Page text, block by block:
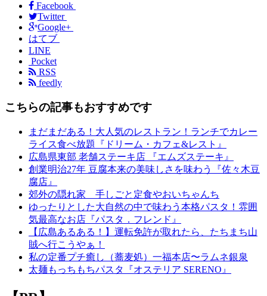
Facebook
Twitter
Google+
はてブ
LINE
Pocket
RSS
feedly
こちらの記事もおすすめです
まだまだある！大人気のレストラン！ランチでカレー
ライス食べ放題『ドリーム・カフェ&レスト』
広島県東部 老舗ステーキ店 『エムズステーキ』
創業明治27年 豆腐本来の美味しさを味わう『佐々木豆
腐店』
郊外の隠れ家 手しごと定食やおいちゃんち
ゆったりとした大自然の中で味わう本格パスタ！雰囲
気最高なお店『パスタ．フレンド』
【広島あるある！】運転免許が取れたら、たちまち山
賊へ行こうやぁ！
私の定番プチ癒し（蕎麦処）一福本店〜ラムネ銀泉
太麺もっちもちパスタ『オステリア SERENO』